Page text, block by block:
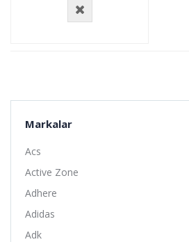
Markalar
Acs
Active Zone
Adhere
Adidas
Adk